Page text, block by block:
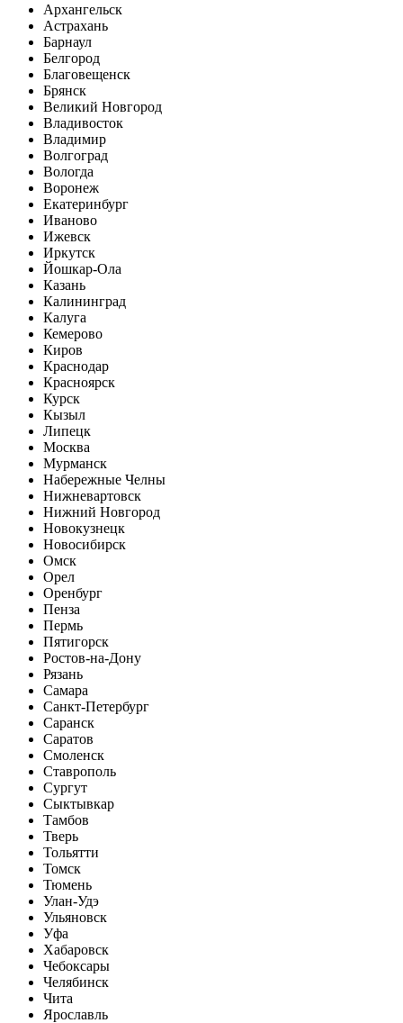
Архангельск
Астрахань
Барнаул
Белгород
Благовещенск
Брянск
Великий Новгород
Владивосток
Владимир
Волгоград
Вологда
Воронеж
Екатеринбург
Иваново
Ижевск
Иркутск
Йошкар-Ола
Казань
Калининград
Калуга
Кемерово
Киров
Краснодар
Красноярск
Курск
Кызыл
Липецк
Москва
Мурманск
Набережные Челны
Нижневартовск
Нижний Новгород
Новокузнецк
Новосибирск
Омск
Орел
Оренбург
Пенза
Пермь
Пятигорск
Ростов-на-Дону
Рязань
Самара
Санкт-Петербург
Саранск
Саратов
Смоленск
Ставрополь
Сургут
Сыктывкар
Тамбов
Тверь
Тольятти
Томск
Тюмень
Улан-Удэ
Ульяновск
Уфа
Хабаровск
Чебоксары
Челябинск
Чита
Ярославль